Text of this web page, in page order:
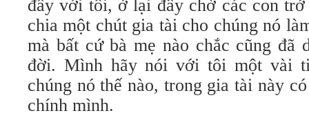
đây với tôi, ở lại đây chờ các con
chia một chút gia tài cho chúng nó
mà bất cứ bà mẹ nào chắc cũng đã
đời. Mình hãy nói với tôi một vài
chúng nó thế nào, trong gia tài này
chính mình.